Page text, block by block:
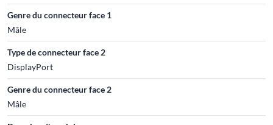
Genre du connecteur face 1
Mâle
Type de connecteur face 2
DisplayPort
Genre du connecteur face 2
Mâle